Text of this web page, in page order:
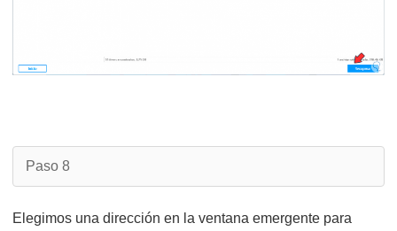
Paso 8
Elegimos una dirección en la ventana emergente para